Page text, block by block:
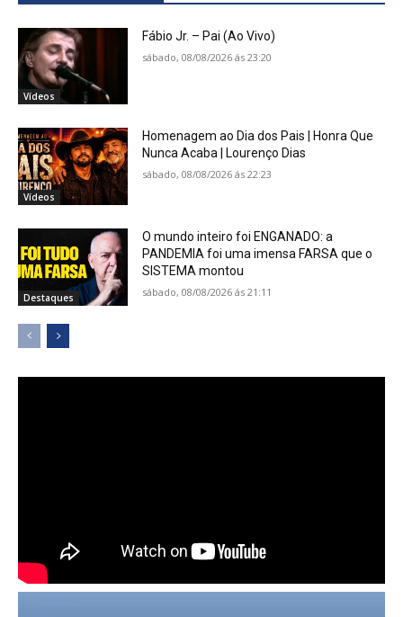
Vídeos
Fábio Jr. – Pai (Ao Vivo)
sábado, 08/08/2026 ás 23:20
Vídeos
Homenagem ao Dia dos Pais | Honra Que
Nunca Acaba | Lourenço Dias
sábado, 08/08/2026 ás 22:23
Destaques
O mundo inteiro foi ENGANADO: a
PANDEMIA foi uma imensa FARSA que o
SISTEMA montou
sábado, 08/08/2026 ás 21:11